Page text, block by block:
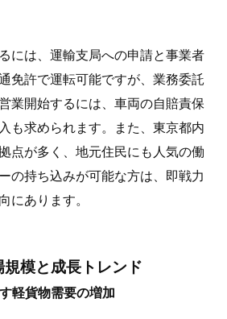
には、運輸支局への申請と事業者
免許で運転可能ですが、業務委託
業開始するには、車両の自賠責保
も求められます。また、東京都内
点が多く、地元住民にも人気の働
の持ち込みが可能な方は、即戦力
にあります。
模と成長トレンド
軽貨物需要の増加